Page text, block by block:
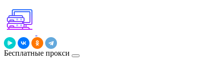
Бесплатные прокси